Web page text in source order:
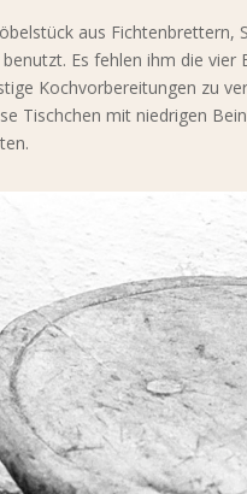
aus
Es fehlen ihm die
Kochvorbereitungen zu
Tischchen mit niedrigen